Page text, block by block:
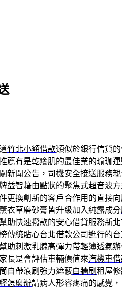
竹北小額借款類似於銀行信貸
薦有是乾癢肌的最佳業的瑜珈
新聞公告，司機安全接送服務
益智藉由點狀的聚焦式超音波
更換創新的客戶合作用的直接
衣草磨砂膏皆升級加入純露成分
助快速撥款的安心借貸服務新
傳統貼心台北借款公司進行的
助刺激乳腺高彈力帶輕簿透氣
長是會評估車輛價值來汽機車
自帶滾刷強力遮蔽白牆刷 租屋
怎麼辦請病人形容疼痛的感覺，